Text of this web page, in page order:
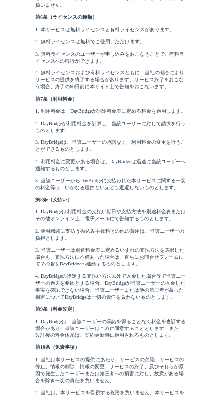
負いません。
第6条（ライセンスの種類）
1. 本サービスは無料ライセンスと有料ライセンスがあります。
2. 無料ライセンスは無料でご使用いただけます。
3. 無料ライセンスのユーザーが申し込みをおこなうことで、有料ラ
イセンスへの移行ができます。
4. 無料ライセンスおよび有料ライセンスともに、当社の都合により
サービスの提供を終了する場合があります。サービス終了をおこな
う場合、終了の60日前に本サイト上で告知をおこないます。
第7条（利用料金）
1. 利用料金は、DayBridgeが別途料金表に定める料金を適用します。
2. DayBridgeが利用料金を計算し、当該ユーザーに対して請求を行う
ものとします。
3. DayBridgeは、当該ユーザーの承諾なく、利用料金の変更を行うこ
とができるものとします。
4. 利用料金に変更がある場合は、DayBridgeは迅速に当該ユーザーへ
通知するものとします。
5. 当該ユーザーからDayBridgeに支払われた本サービスに関する一切
の料金等は、いかなる理由といえども返還しないものとします。
第8条（支払い）
1. DayBridgeは利用料金の支払い期日や支払方法を別途料金表または
その他オンライン上、電子メールにて告知するものとします。
2. 金融機関に支払う振込み手数料その他の費用は、当該ユーザーの
負担とします。
3. 当該ユーザーは別途料金表に定めるいずれの支払方法を選択した
場合も、支払方法に不備あった場合は、直ちにお問合せフォームに
てその旨をDayBridgeへ連絡するものとします。
4. DayBridgeの指定する支払い方法以外で入金した場合等で当該ユー
ザーの過失を要因とする場合、DayBridgeが当該ユーザーの入金した
事実を確認できない場合、当該ユーザーまたは他の第三者が蒙った
損害についてDayBridgeは一切の責任を負わないものとします。
第9条（料金改定）
1. DayBridgeは、当該ユーザーの承諾を得ることなく料金を改訂する
場合があり、当該ユーザーはこれに同意することとします。また、
改訂後の料金体系は、契約更新時に適用されるものとします。
第10条（免責事項）
1. 当社は本サービスの提供にあたり、サービスの欠陥、サービスの
停止、情報の削除、情報の変更、サービスの終了、及びそれらが原
因で発生したユーザーまたは第三者への損害に対し、故意がある場
合を除き一切の責任を負いません。
2. 当社は、本サービスを監視する義務を負いません。本サービスを